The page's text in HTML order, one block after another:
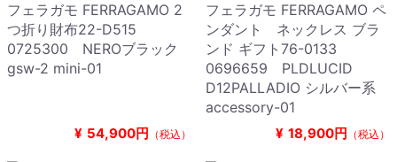
フェラガモ FERRAGAMO 2
つ折り財布22-D515
0725300 NEROブラック
gsw-2 mini-01
¥ 54,900円 （税込）
フェラガモ FERRAGAMO ペ
ンダント ネックレス ブラ
ンド ギフト76-0133
0696659 PLDLUCID
D12PALLADIO シルバー系
accessory-01
¥ 18,900円 （税込）